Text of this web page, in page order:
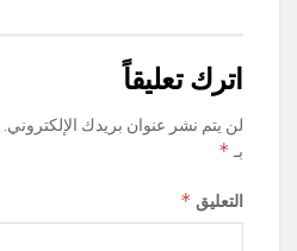
اترك تعليقاً
لن يتم نشر عنوان بريدك الإلكتروني.
بـ *
التعليق *